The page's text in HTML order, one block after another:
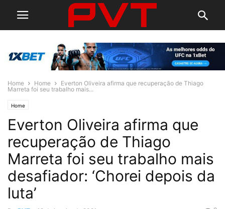
Home Home
Everton Oliveira afirma que recuperação de Thiago
Marreta foi seu trabalho mais...
Home
Everton Oliveira afirma que
recuperação de Thiago
Marreta foi seu trabalho mais
desafiador: ‘Chorei depois da
luta’